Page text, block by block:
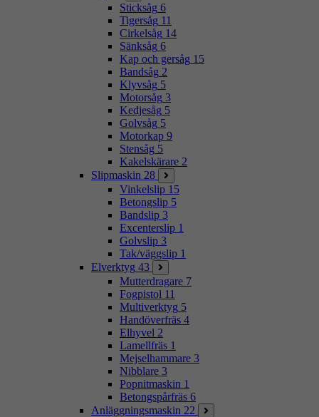
Sticksåg 6
Tigersåg 11
Cirkelsåg 14
Sänksåg 6
Kap och gersåg 15
Bandsåg 2
Klyvsåg 5
Motorsåg 3
Kedjesåg 5
Golvsåg 5
Motorkap 9
Stensåg 5
Kakelskärare 2
Slipmaskin 28
Vinkelslip 15
Betongslip 5
Bandslip 3
Excenterslip 1
Golvslip 3
Tak/väggslip 1
Elverktyg 43
Mutterdragare 7
Fogpistol 11
Multiverktyg 5
Handöverfräs 4
Elhyvel 2
Lamellfräs 1
Mejselhammare 3
Nibblare 3
Popnitmaskin 1
Betongspårfräs 6
Anläggningsmaskin 22